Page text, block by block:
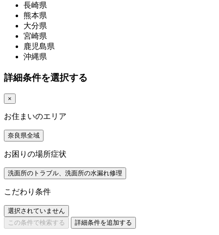
長崎県
熊本県
大分県
宮崎県
鹿児島県
沖縄県
詳細条件を選択する
×
お住まいのエリア
奈良県全域
お困りの場所症状
洗面所のトラブル、洗面所の水漏れ修理
こだわり条件
選択されていません
この条件で検索する
詳細条件を追加する